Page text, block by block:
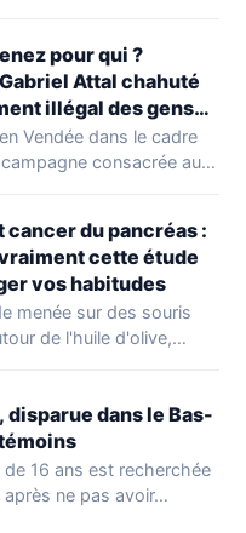
pour qui ?
Attal chahuté
illégal des gens
Vendée dans le cadre
consacrée aux
cancer du pancréas :
cette étude
vos habitudes
menée sur des souris
de l'huile d'olive,…
disparue dans le Bas-
16 ans est recherchée
après ne pas avoir…